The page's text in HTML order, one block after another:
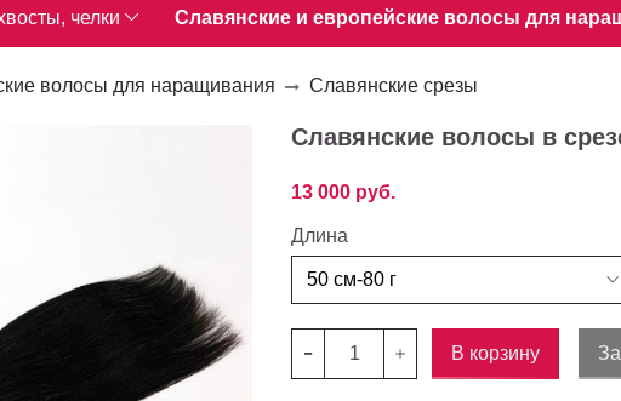
челки Славянские и европейские волосы для
волосы для наращивания Славянские срезы
Славянские волосы в
13 000 руб.
Длина
В корзину